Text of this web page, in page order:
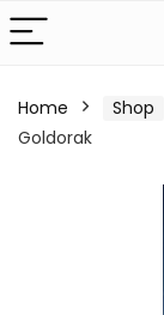
Home Shop
Goldorak